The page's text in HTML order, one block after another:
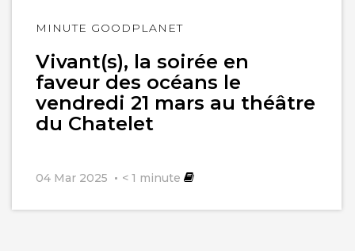
MINUTE GOODPLANET
Vivant(s), la soirée en
faveur des océans le
vendredi 21 mars au théâtre
du Chatelet
04 Mar 2025 < 1 minute
Lire